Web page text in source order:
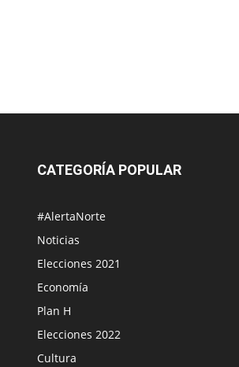
CATEGORÍA POPULAR
#AlertaNorte
Noticias
Elecciones 2021
Economía
Plan H
Elecciones 2022
Cultura